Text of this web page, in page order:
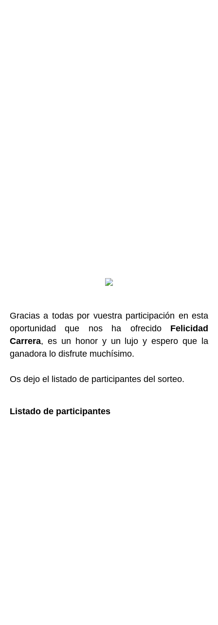
Gracias a todas por vuestra participación en esta
oportunidad que nos ha ofrecido Felicidad
Carrera, es un honor y un lujo y espero que la
ganadora lo disfrute muchísimo.
Os dejo el listado de participantes del sorteo.
Listado de participantes